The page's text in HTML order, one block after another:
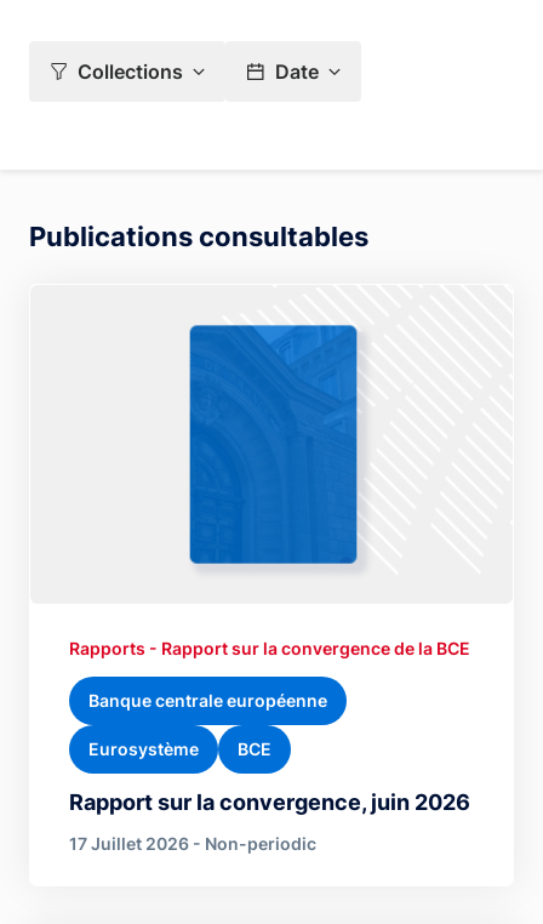
Collections Date
Publications consultables
Rapport sur la convergence, juin 2026
Rapports - Rapport sur la convergence de la BCE
Banque centrale européenne
Eurosystème BCE
17 Juillet 2026 - Non-periodic